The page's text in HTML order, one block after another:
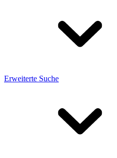
Erweiterte Suche